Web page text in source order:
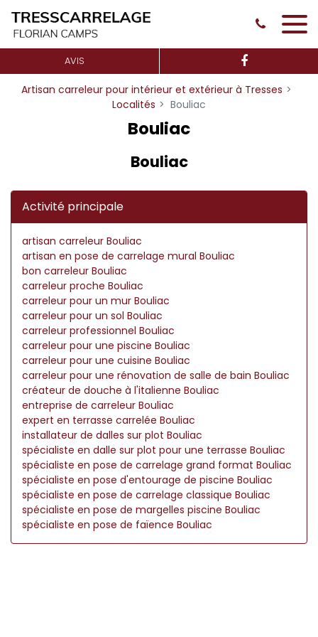
AVIS
Artisan carreleur pour intérieur et extérieur à Tresses
Localités
Bouliac
Bouliac
Bouliac
Activité principale
artisan carreleur Bouliac
artisan en pose de carrelage mural Bouliac
bon carreleur Bouliac
carreleur proche Bouliac
carreleur pour un mur Bouliac
carreleur pour un sol Bouliac
carreleur professionnel Bouliac
carreleur pour une piscine Bouliac
carreleur pour une cuisine Bouliac
carreleur pour une rénovation de salle de bain Bouliac
créateur de douche à l'italienne Bouliac
entreprise de carreleur Bouliac
expert en terrasse carrelée Bouliac
installateur de dalles sur plot Bouliac
spécialiste en dalle sur plot pour une terrasse Bouliac
spécialiste en pose de carrelage grand format Bouliac
spécialiste en pose d'entourage de piscine Bouliac
spécialiste en pose de carrelage classique Bouliac
spécialiste en pose de margelles piscine Bouliac
spécialiste en pose de faïence Bouliac